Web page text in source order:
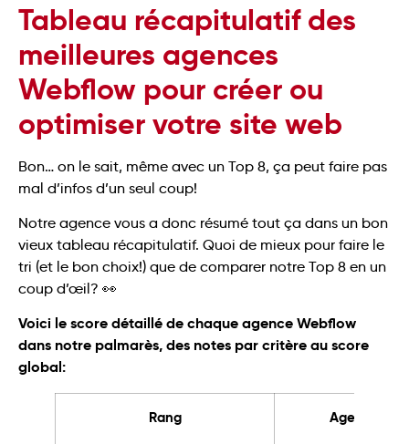
Tableau récapitulatif des
meilleures agences
Webflow pour créer ou
optimiser votre site web
Bon… on le sait, même avec un Top 8, ça peut faire pas
mal d’infos d’un seul coup!
Notre agence vous a donc résumé tout ça dans un bon
vieux tableau récapitulatif. Quoi de mieux pour faire le
tri (et le bon choix!) que de comparer notre Top 8 en un
coup d’œil? 👀
Voici le score détaillé de chaque agence Webflow
dans notre palmarès, des notes par critère au score
global:
Rang Agence